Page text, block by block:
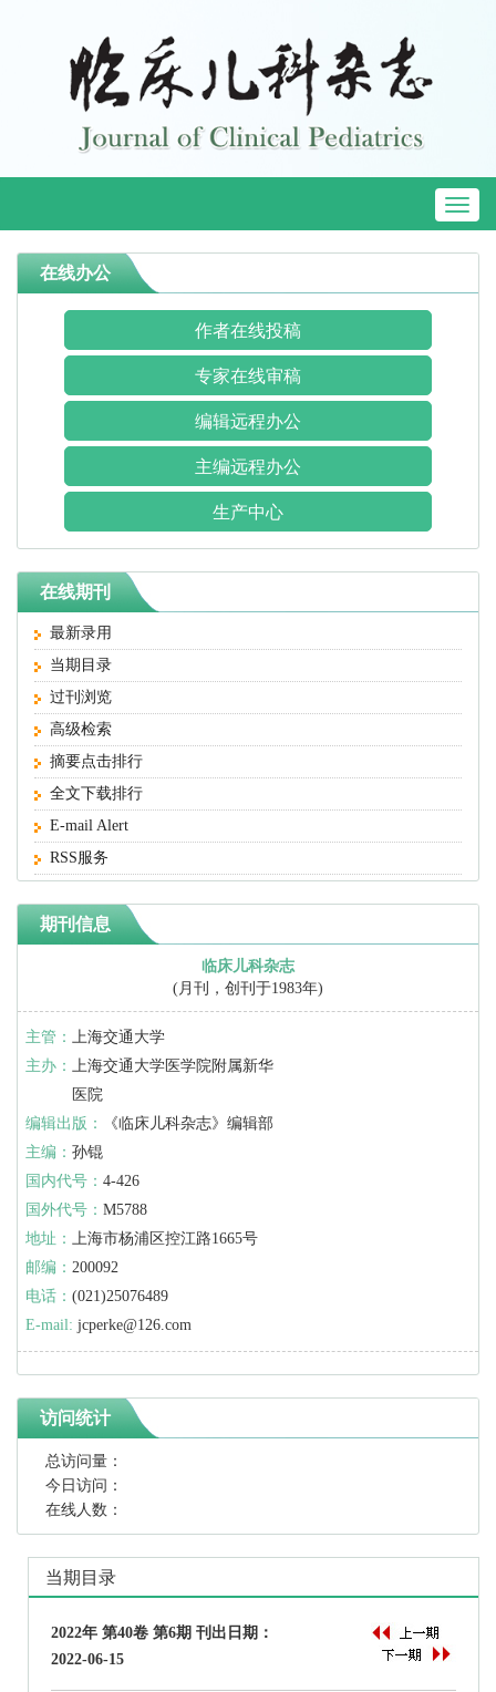
在线办公
作者在线投稿
专家在线审稿
编辑远程办公
主编远程办公
生产中心
在线期刊
最新录用
当期目录
过刊浏览
高级检索
摘要点击排行
全文下载排行
E-mail Alert
RSS服务
期刊信息
临床儿科杂志
(月刊，创刊于1983年)
主管： 上海交通大学
主办： 上海交通大学医学院附属新华
医院
编辑出版：
《临床儿科杂志》编辑部
主编： 孙锟
国内代号： 4-426
国外代号： M5788
地址： 上海市杨浦区控江路1665号
邮编： 200092
电话： (021)25076489
E-mail: jcperke@126.com
访问统计
总访问量：
今日访问：
在线人数：
当期目录
2022年 第40卷 第6期 刊出日期：
2022-06-15